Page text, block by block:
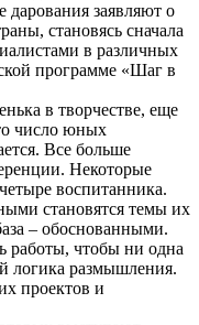
заявляют о
становясь сначала
в различных
программе «Шаг в
в творчестве, еще
число юных
Все больше
Некоторые
воспитанника.
становятся темы их
– обоснованными.
работы, чтобы ни одна
логика размышления.
проектов и